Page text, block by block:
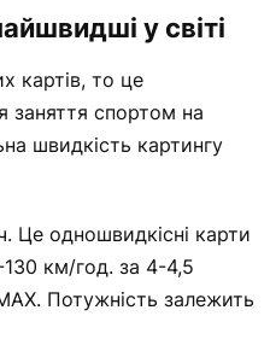
у світі
картів, то це
заняття спортом на
швидкість картингу
Це одношвидкісні карти
км/год. за 4-4,5
Потужність залежить